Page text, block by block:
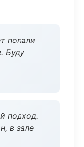
попали
Буду
подход.
в зале